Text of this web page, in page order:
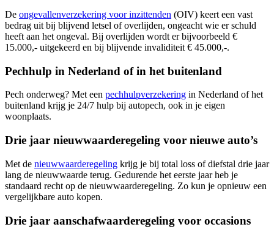
De ongevallenverzekering voor inzittenden (OIV) keert een vast
bedrag uit bij blijvend letsel of overlijden, ongeacht wie er schuld
heeft aan het ongeval. Bij overlijden wordt er bijvoorbeeld €
15.000,- uitgekeerd en bij blijvende invaliditeit € 45.000,-.
Pechhulp in Nederland of in het buitenland
Pech onderweg? Met een pechhulpverzekering in Nederland of het
buitenland krijg je 24/7 hulp bij autopech, ook in je eigen
woonplaats.
Drie jaar nieuwwaarderegeling voor nieuwe auto’s
Met de nieuwwaarderegeling krijg je bij total loss of diefstal drie jaar
lang de nieuwwaarde terug. Gedurende het eerste jaar heb je
standaard recht op de nieuwwaarderegeling. Zo kun je opnieuw een
vergelijkbare auto kopen.
Drie jaar aanschafwaarderegeling voor occasions